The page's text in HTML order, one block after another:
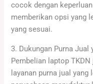
cocok dengan
memberikan opsi yang
yang sesuai.
3. Dukungan Purna Jual
Pembelian laptop
layanan purna jual